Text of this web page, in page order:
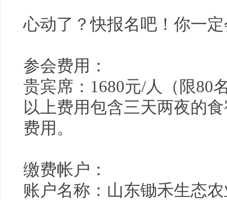
心动了？快报名吧！你一
参会费用：
贵宾席：1680元/人（限80
以上费用包含三天两夜的
费用。
缴费帐户：
账户名称：山东锄禾生态